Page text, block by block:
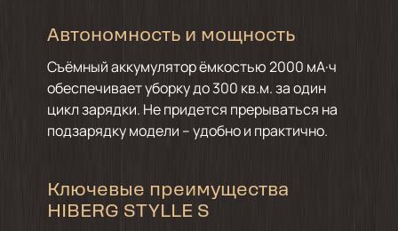
Автономность и мощность
Съёмный аккумулятор ёмкостью 2000 мА·ч
обеспечивает уборку до 300 кв.м. за один
цикл зарядки. Не придется прерываться на
подзарядку модели – удобно и практично.
Ключевые преимущества
HIBERG STYLLE S